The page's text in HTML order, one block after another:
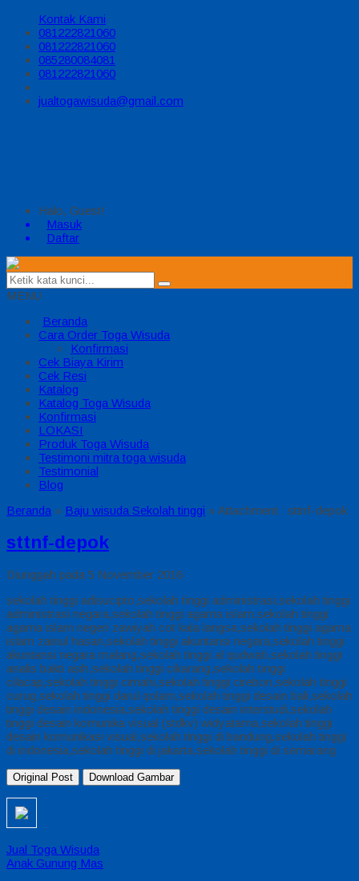
Kontak Kami
081222821060
081222821060
085280084081
081222821060
jualtogawisuda@gmail.com
Halo, Guest!
Masuk
Daftar
MENU
Beranda
Cara Order Toga Wisuda
Konfirmasi
Cek Biaya Kirim
Cek Resi
Katalog
Katalog Toga Wisuda
Konfirmasi
LOKASI
Produk Toga Wisuda
Testimoni mitra toga wisuda
Testimonial
Blog
Beranda » Baju wisuda Sekolah tinggi » Attachment : sttnf-depok
sttnf-depok
Diunggah pada 5 November 2016
sekolah tinggi adisucipto,sekolah tinggi administrasi,sekolah tinggi
administrasi negara,sekolah tinggi agama islam,sekolah tinggi
agama islam negeri zawiyah cot kala langsa,sekolah tinggi agama
islam zainul hasan,sekolah tinggi akuntansi negara,sekolah tinggi
akuntansi negara malang,sekolah tinggi al qudwah,sekolah tinggi
analis bakti asih,sekolah tinggi cikarang,sekolah tinggi
cilacap,sekolah tinggi cimahi,sekolah tinggi cirebon,sekolah tinggi
curug,sekolah tinggi darul qolam,sekolah tinggi desain bali,sekolah
tinggi desain indonesia,sekolah tinggi desain interstudi,sekolah
tinggi desain komunika visual (stdkv) widyatama,sekolah tinggi
desain komunikasi visual,sekolah tinggi di bandung,sekolah tinggi
di indonesia,sekolah tinggi di jakarta,sekolah tinggi di semarang
Original Post Download Gambar
Jual Toga Wisuda
Anak Gunung Mas